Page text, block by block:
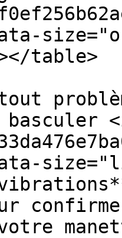
table>
basculer